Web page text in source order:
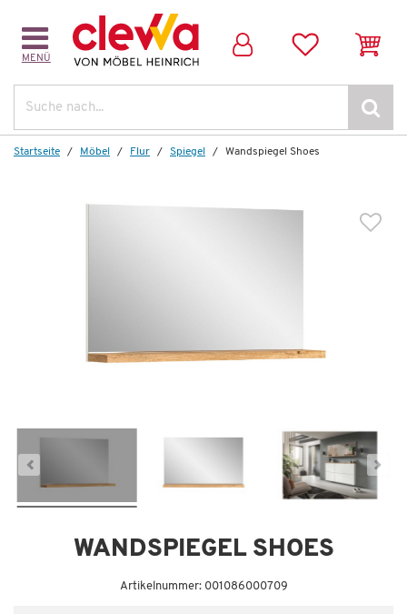
MENÜ
Startseite Möbel Flur Spiegel Wandspiegel Shoes
WANDSPIEGEL SHOES
Artikelnummer: 001086000709
Weitere Artikel aus der Serie
731,00 €*
Letzte Chance – jetzt zugreifen!